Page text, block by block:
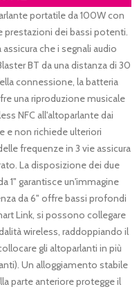
portatile da 100W con
prestazioni dei bassi potenti.
che i segnali audio
BT da una distanza di 30
connessione, la batteria
una riproduzione musicale
NFC all'altoparlante dai
e non richiede ulteriori
frequenze in 3 vie assicura
La disposizione dei due
1" garantisce un'immagine
da 6" offre bassi profondi
Link, si possono collegare
wireless, raddoppiando il
gli altoparlanti in più
Un alloggiamento stabile
parte anteriore protegge il